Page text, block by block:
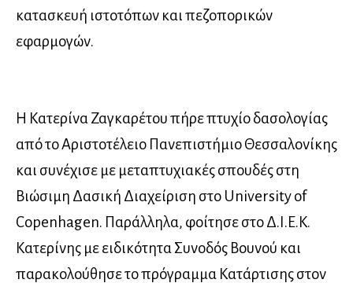
κατασκευή ιστοτόπων και πεζοπορικών
εφαρμογών.
Η Κατερίνα Ζαγκαρέτου πήρε πτυχίο δασολογίας
από το Αριστοτέλειο Πανεπιστήμιο Θεσσαλονίκης
και συνέχισε με μεταπτυχιακές σπουδές στη
Βιώσιμη Δασική Διαχείριση στο University of
Copenhagen. Παράλληλα, φοίτησε στο Δ.Ι.Ε.Κ.
Κατερίνης με ειδικότητα Συνοδός Βουνού και
παρακολούθησε το πρόγραμμα Κατάρτισης στον